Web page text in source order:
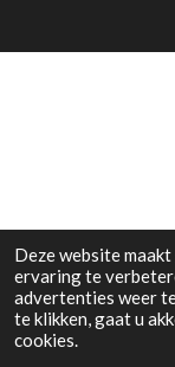
Deze website
ervaring te
advertenties weer te
te klikken, gaat u
cookies.